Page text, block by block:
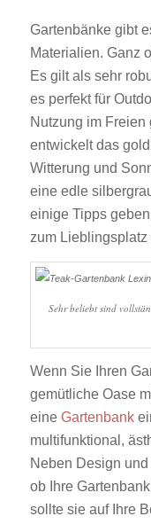
Gartenbänke gibt
Materialien. Ganz
Es gilt als sehr
es perfekt für
Nutzung im Freien
entwickelt das
Witterung und
eine edle
einige Tipps
zum Lieblingsplatz
Sehr beliebt sind
Wenn Sie Ihren
gemütliche Oase
eine Gartenbank
multifunktional,
Neben Design
ob Ihre
sollte sie auf Ihre